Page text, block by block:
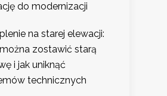
do modernizacji
na starej elewacji:
zostawić starą
i jak uniknąć
technicznych